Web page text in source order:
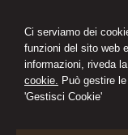
Ci serviamo dei
funzioni del sito web
informazioni, riveda
cookie. Può gestire
'Gestisci Cookie'
STUDIO